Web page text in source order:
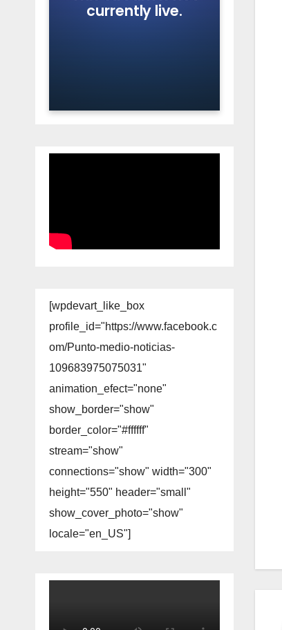
[wpdevart_like_box
profile_id="https://www.facebook.c
om/Punto-medio-noticias-
109683975075031"
animation_efect="none"
show_border="show"
border_color="#ffffff"
stream="show"
connections="show" width="300"
height="550" header="small"
show_cover_photo="show"
locale="en_US"]